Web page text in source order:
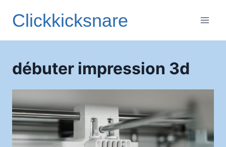
Clickkicksnare
débuter impression 3d